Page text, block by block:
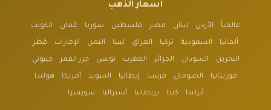
أسعار الذهب
عالمياً الأردن لبنان مصر فلسطين سوريا عُمان الكويت
ألمانيا السعودية تركيا العراق ليبيا اليمن الإمارات قطر
البحرين السودان الجزائر المغرب تونس جزر القمر جيبوتي
موريتانيا الصومال فرنسا إيطاليا السويد أمريكا هولندا
أيرلندا كندا بريطانيا أستراليا سويسرا